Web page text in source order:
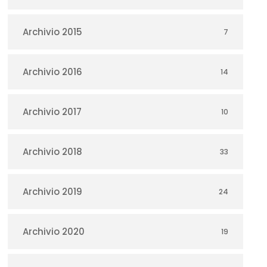
Archivio 2015 7
Archivio 2016 14
Archivio 2017 10
Archivio 2018 33
Archivio 2019 24
Archivio 2020 19